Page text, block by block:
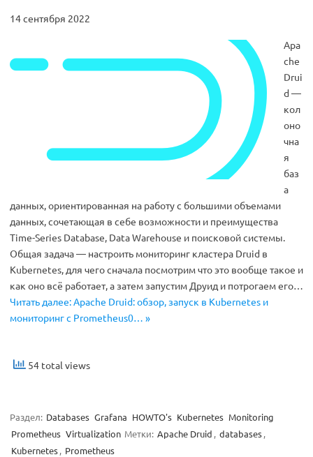
14 сентября 2022
Apa
che
Drui
d —
кол
оно
чна
я
баз
а
данных, ориентированная на работу с большими объемами
данных, сочетающая в себе возможности и преимущества
Time-Series Database, Data Warehouse и поисковой системы.
Общая задача — настроить мониторинг кластера Druid в
Kubernetes, для чего сначала посмотрим что это вообще такое и
как оно всё работает, а затем запустим Друид и потрогаем его…
Читать далее: Apache Druid: обзор, запуск в Kubernetes и
мониторинг с Prometheus0… »
54 total views
Раздел: Databases Grafana HOWTO's Kubernetes Monitoring
Prometheus Virtualization Метки: Apache Druid , databases,
Kubernetes, Prometheus